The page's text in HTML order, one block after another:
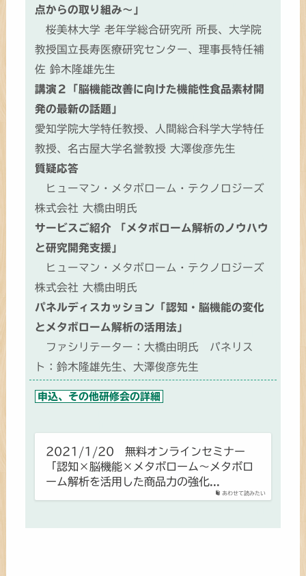
点からの取り組み～」
桜美林大学 老年学総合研究所 所長、大学院
教授国立長寿医療研究センター、理事長特任補
佐 鈴木隆雄先生
講演２「脳機能改善に向けた機能性食品素材開
発の最新の話題」
愛知学院大学特任教授、人間総合科学大学特任
教授、名古屋大学名誉教授 大澤俊彦先生
質疑応答
ヒューマン・メタボローム・テクノロジーズ
株式会社 大橋由明氏
サービスご紹介 「メタボローム解析のノウハウ
と研究開発支援」
ヒューマン・メタボローム・テクノロジーズ
株式会社 大橋由明氏
パネルディスカッション「認知・脳機能の変化
とメタボローム解析の活用法」
ファシリテーター：大橋由明氏 パネリス
ト：鈴木隆雄先生、大澤俊彦先生
申込、その他研修会の詳細
あわせて読みたい
2021/1/20 無料オンラインセミナー
「認知×脳機能×メタボローム～メタボロ
ーム解析を活用した商品力の強化...